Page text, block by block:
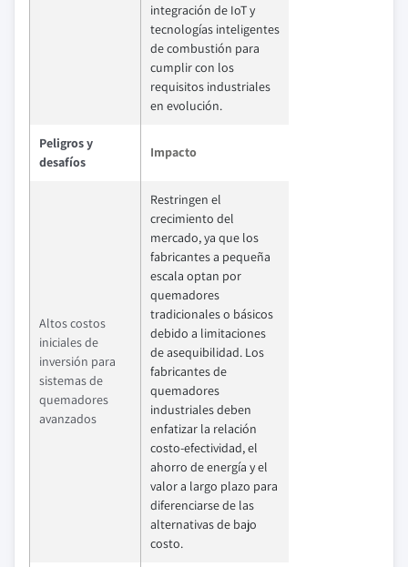
integración de IoT y
tecnologías inteligentes
de combustión para
cumplir con los
requisitos industriales
en evolución.
Peligros y
desafíos
Impacto
Altos costos
iniciales de
inversión para
sistemas de
quemadores
avanzados
Restringen el
crecimiento del
mercado, ya que los
fabricantes a pequeña
escala optan por
quemadores
tradicionales o básicos
debido a limitaciones
de asequibilidad. Los
fabricantes de
quemadores
industriales deben
enfatizar la relación
costo-efectividad, el
ahorro de energía y el
valor a largo plazo para
diferenciarse de las
alternativas de bajo
costo.